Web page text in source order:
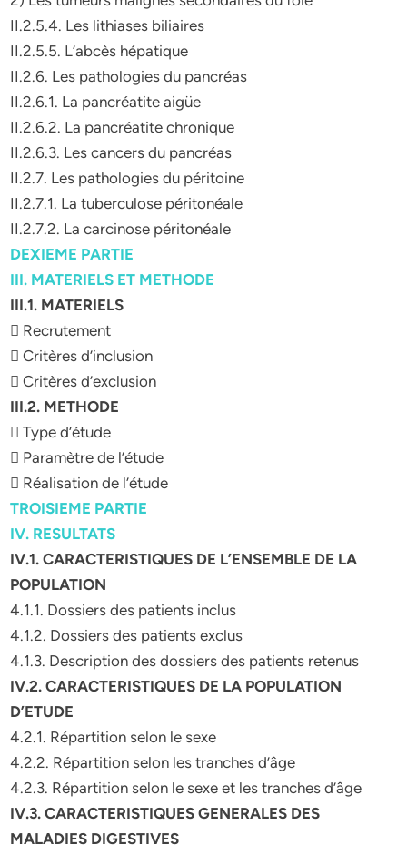
II.2.5.4. Les lithiases biliaires
II.2.5.5. L’abcès hépatique
II.2.6. Les pathologies du pancréas
II.2.6.1. La pancréatite aigüe
II.2.6.2. La pancréatite chronique
II.2.6.3. Les cancers du pancréas
II.2.7. Les pathologies du péritoine
II.2.7.1. La tuberculose péritonéale
II.2.7.2. La carcinose péritonéale
DEXIEME PARTIE
III. MATERIELS ET METHODE
III.1. MATERIELS
 Recrutement
 Critères d’inclusion
 Critères d’exclusion
III.2. METHODE
 Type d’étude
 Paramètre de l’étude
 Réalisation de l’étude
TROISIEME PARTIE
IV. RESULTATS
IV.1. CARACTERISTIQUES DE L’ENSEMBLE DE LA
POPULATION
4.1.1. Dossiers des patients inclus
4.1.2. Dossiers des patients exclus
4.1.3. Description des dossiers des patients retenus
IV.2. CARACTERISTIQUES DE LA POPULATION
D’ETUDE
4.2.1. Répartition selon le sexe
4.2.2. Répartition selon les tranches d’âge
4.2.3. Répartition selon le sexe et les tranches d’âge
IV.3. CARACTERISTIQUES GENERALES DES
MALADIES DIGESTIVES